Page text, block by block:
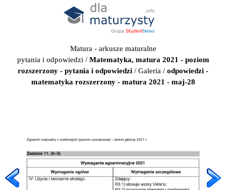
Matura - arkusze maturalne
pytania i odpowiedzi / Matematyka, matura 2021 - poziom
rozszerzony - pytania i odpowiedzi / Galeria / odpowiedzi -
matematyka rozszerzony - matura 2021 - maj-28